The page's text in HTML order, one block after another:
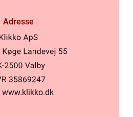
Adresse
www.klikko.dk